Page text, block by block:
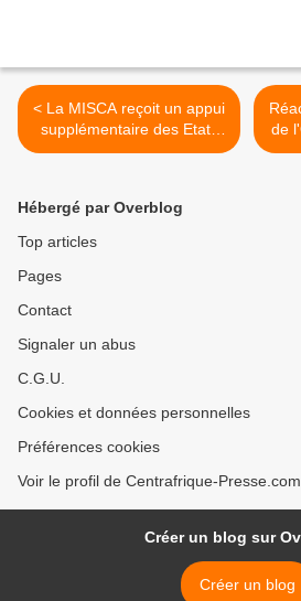
< La MISCA reçoit un appui
supplémentaire des Etats
Unis d'Amerique
de
Hébergé par Overblog
Top articles
Pages
Contact
Signaler un abus
C.G.U.
Cookies et données personnelles
Préférences cookies
Voir le profil de Centrafrique-
Créer un blog sur
Créer un blog